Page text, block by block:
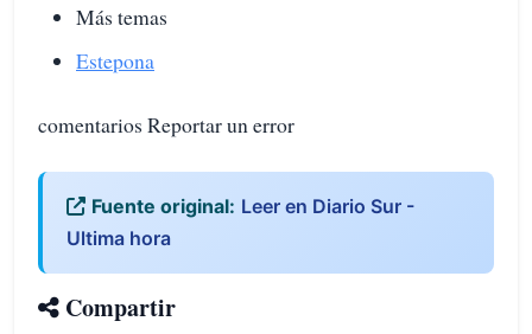
Más temas
Estepona
comentarios Reportar un error
Fuente original: Leer en Diario Sur -
Ultima hora
Compartir